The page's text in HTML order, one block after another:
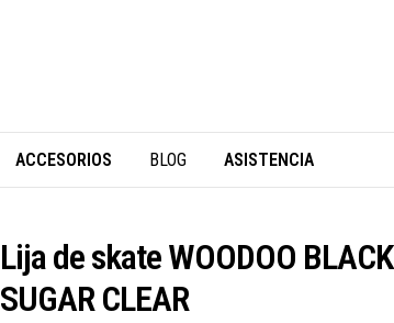
ACCESORIOS BLOG ASISTENCIA
Lija de skate WOODOO BLACK
SUGAR CLEAR